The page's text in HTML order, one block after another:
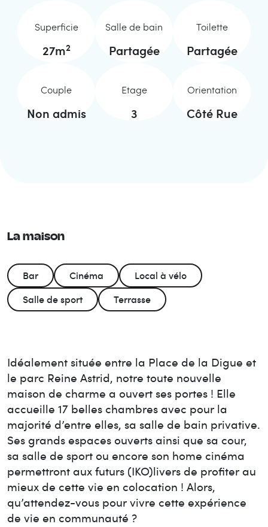
Superficie
27m2
Salle de bain
Partagée
Toilette
Partagée
Couple
Non admis
Etage
3
Orientation
Côté Rue
La maison
Bar Cinéma
Local à vélo
Salle de sport
Terrasse
Idéalement située entre la Place de la Digue et
le parc Reine Astrid, notre toute nouvelle
maison de charme a ouvert ses portes ! Elle
accueille 17 belles chambres avec pour la
majorité d’entre elles, sa salle de bain privative.
Ses grands espaces ouverts ainsi que sa cour,
sa salle de sport ou encore son home cinéma
permettront aux futurs (IKO)livers de profiter au
mieux de cette vie en colocation ! Alors,
qu’attendez-vous pour vivre cette expérience
de vie en communauté ?